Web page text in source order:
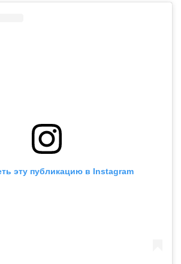
эту публикацию в Instagram